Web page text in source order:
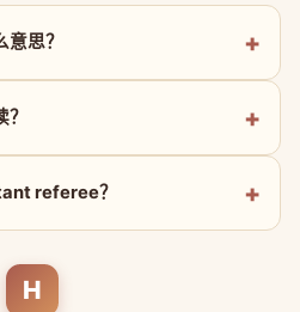
思？
referee？
H